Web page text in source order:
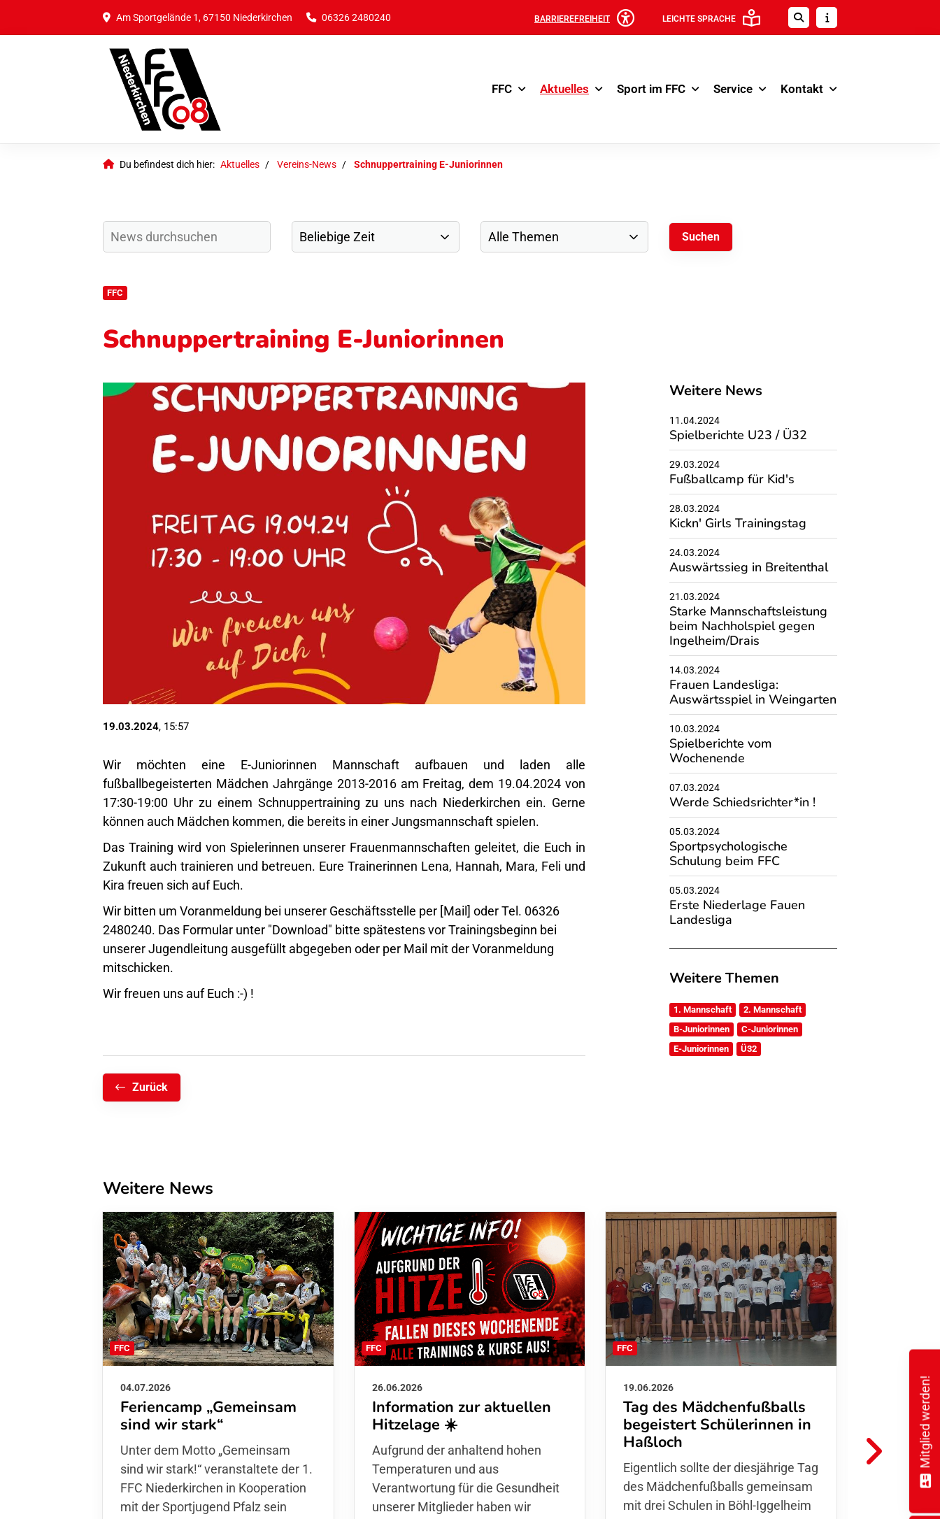
Am Sportgelände 1, 67150 Niederkirchen 06326 2480240 BARRIEREFREIHEIT LEICHTE SPRACHE
FFC Aktuelles Sport im FFC Service Kontakt
Du befindest dich hier: Aktuelles Vereins-News Schnuppertraining E-Juniorinnen
FFC
Schnuppertraining E-Juniorinnen
19.03.2024, 15:57
Wir möchten eine E-Juniorinnen Mannschaft aufbauen und laden alle
fußballbegeisterten Mädchen Jahrgänge 2013-2016 am Freitag, dem 19.04.2024 von
17:30-19:00 Uhr zu einem Schnuppertraining zu uns nach Niederkirchen ein. Gerne
können auch Mädchen kommen, die bereits in einer Jungsmannschaft spielen.
Das Training wird von Spielerinnen unserer Frauenmannschaften geleitet, die Euch in
Zukunft auch trainieren und betreuen. Eure Trainerinnen Lena, Hannah, Mara, Feli und
Kira freuen sich auf Euch.
Wir bitten um Voranmeldung bei unserer Geschäftsstelle per [Mail] oder Tel. 06326
2480240. Das Formular unter "Download" bitte spätestens vor Trainingsbeginn bei
unserer Jugendleitung ausgefüllt abgegeben oder per Mail mit der Voranmeldung
mitschicken.
Wir freuen uns auf Euch :-) !
Zurück
Weitere News
11.04.2024
Spielberichte U23 / Ü32
29.03.2024
Fußballcamp für Kid's
28.03.2024
Kickn' Girls Trainingstag
24.03.2024
Auswärtssieg in Breitenthal
21.03.2024
Starke Mannschaftsleistung
beim Nachholspiel gegen
Ingelheim/Drais
14.03.2024
Frauen Landesliga:
Auswärtsspiel in Weingarten
10.03.2024
Spielberichte vom
Wochenende
07.03.2024
Werde Schiedsrichter*in !
05.03.2024
Sportpsychologische
Schulung beim FFC
05.03.2024
Erste Niederlage Fauen
Landesliga
Weitere Themen
1. Mannschaft
2. Mannschaft
B-Juniorinnen
C-Juniorinnen
E-Juniorinnen
Ü32
Weitere News
FFC
04.07.2026
Feriencamp „Gemeinsam
sind wir stark“
Unter dem Motto „Gemeinsam sind
wir stark!“ veranstaltete der 1. FFC
Niederkirchen in Kooperation mit
der Sportjugend Pfalz sein
FFC
26.06.2026
Information zur aktuellen
Hitzelage ☀️
Aufgrund der anhaltend hohen
Temperaturen und aus
Verantwortung für die Gesundheit
unserer Mitglieder haben wir
FFC
19.06.2026
Tag des Mädchenfußballs
begeistert Schülerinnen in
Haßloch
Eigentlich sollte der diesjährige Tag
des Mädchenfußballs gemeinsam
mit drei Schulen in Böhl-Iggelheim
01.06.2026
Danke
FFC
Hoffmann
Thomas
den
Mitglied werden!